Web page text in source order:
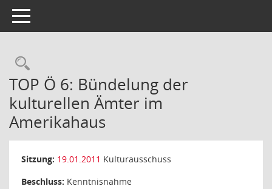
Toggle navigation
Rechercheauswahl
TOP Ö 6: Bündelung der
kulturellen Ämter im
Amerikahaus
Sitzung: 19.01.2011 Kulturausschuss
Beschluss: Kenntnisnahme